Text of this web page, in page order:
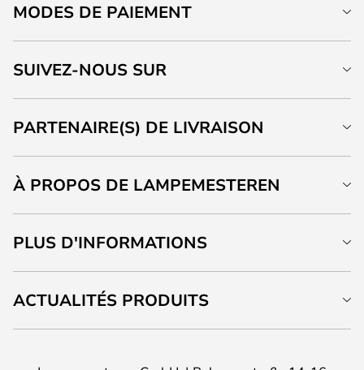
MODES DE PAIEMENT
SUIVEZ-NOUS SUR
PARTENAIRE(S) DE LIVRAISON
À PROPOS DE LAMPEMESTEREN
PLUS D'INFORMATIONS
ACTUALITÉS PRODUITS